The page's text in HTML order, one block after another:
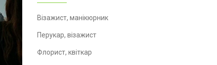
Візажист, манікюрник
Перукар, візажист
Флорист, квіткар